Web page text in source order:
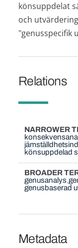
könsuppdelat
och
"genusspecifik
Relations
NARROWER
könsuppdelad
BROADER
genusanalys
genusbaserad
Metadata